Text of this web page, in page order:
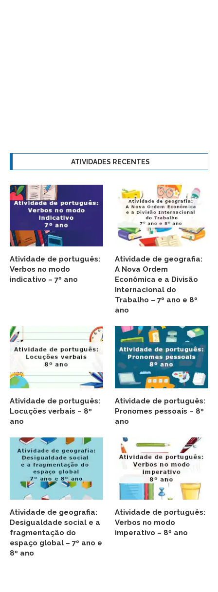
ATIVIDADES RECENTES
Atividade de português:
Verbos no modo
indicativo – 7º ano
Atividade de geografia:
A Nova Ordem
Econômica e a Divisão
Internacional do
Trabalho – 7º ano e 8º
ano
Atividade de português:
Locuções verbais – 8º
ano
Atividade de português:
Pronomes pessoais – 8º
ano
Atividade de geografia:
Desigualdade social e a
fragmentação do
espaço global – 7º ano e
8º ano
Atividade de português:
Verbos no modo
imperativo – 8º ano